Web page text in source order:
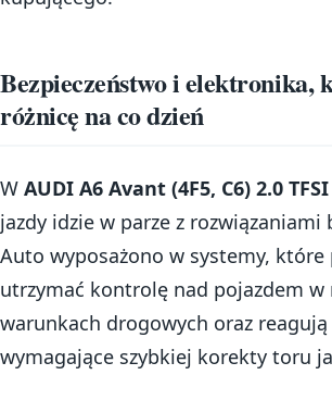
Bezpieczeństwo i elektronika,
różnicę na co dzień
W AUDI A6 Avant (4F5, C6) 2.0
jazdy idzie w parze z rozwiązaniami
Auto wyposażono w systemy, które
utrzymać kontrolę nad pojazdem w
warunkach drogowych oraz
wymagające szybkiej korekty toru